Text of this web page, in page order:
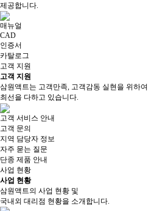
제공합니다.
매뉴얼
CAD
인증서
카탈로그
고객 지원
고객 지원
삼원액트는 고객만족, 고객감동 실현을 위하여
최선을 다하고 있습니다.
고객 서비스 안내
고객 문의
지역 담당자 정보
자주 묻는 질문
단종 제품 안내
사업 현황
사업 현황
삼원액트의 사업 현황 및
국내외 대리점 현황을 소개합니다.